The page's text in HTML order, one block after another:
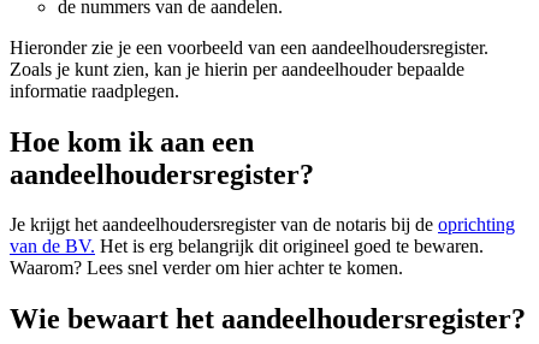
de nummers van de aandelen.
Hieronder zie je een voorbeeld van een aandeelhoudersregister.
Zoals je kunt zien, kan je hierin per aandeelhouder bepaalde
informatie raadplegen.
Hoe kom ik aan een
aandeelhoudersregister?
Je krijgt het aandeelhoudersregister van de notaris bij de oprichting
van de BV. Het is erg belangrijk dit origineel goed te bewaren.
Waarom? Lees snel verder om hier achter te komen.
Wie bewaart het aandeelhoudersregister?